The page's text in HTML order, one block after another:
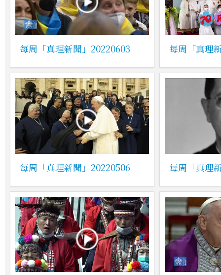
每周「真理新聞」20220603 每周「真理
每周「真理新聞」20220506 每周「真理